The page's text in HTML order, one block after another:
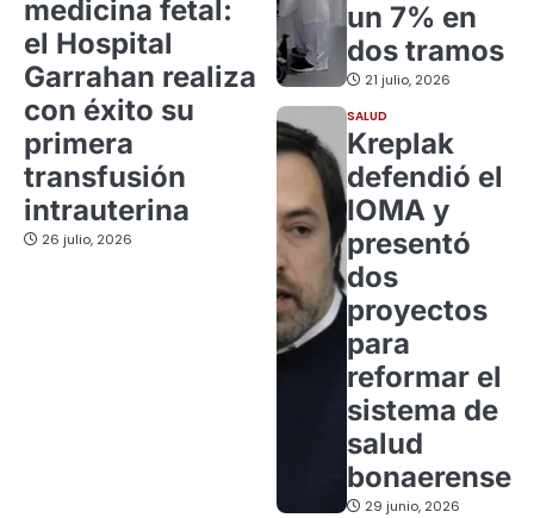
medicina fetal:
el Hospital
Garrahan realiza
con éxito su
primera
transfusión
intrauterina
26 julio, 2026
un 7% en
dos tramos
21 julio, 2026
SALUD
Kreplak
defendió el
IOMA y
presentó
dos
proyectos
para
reformar el
sistema de
salud
bonaerense
29 junio, 2026